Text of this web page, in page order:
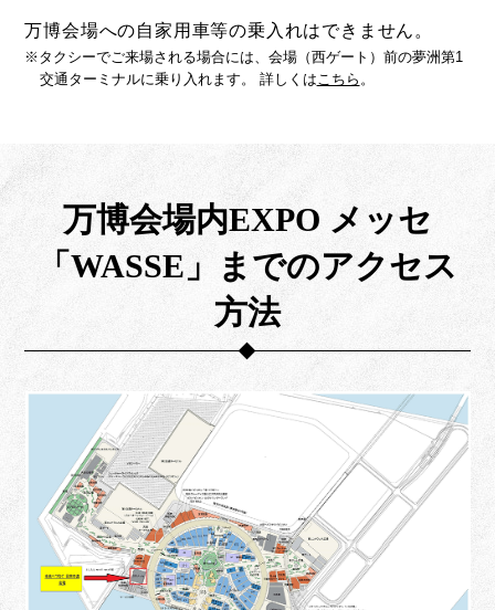
万博会場への自家用車等の乗入れはできません。
※タクシーでご来場される場合には、会場（西ゲート）前の夢洲第1
交通ターミナルに乗り入れます。 詳しくは こちら 。
万博会場内EXPO メッセ
「WASSE」までのアクセス
方法